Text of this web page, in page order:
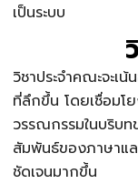
เป็นระบบ
วิชาประจำคณะจะเ
ที่ลึกขึ้น โดยเชื่อมโ
วรรณกรรมในบริบ
สัมพันธ์ของภาษาแ
ชัดเจนมากขึ้น